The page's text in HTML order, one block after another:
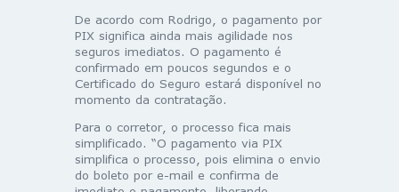
De acordo com Rodrigo, o pagamento por
PIX significa ainda mais agilidade nos
seguros imediatos. O pagamento é
confirmado em poucos segundos e o
Certificado do Seguro estará disponível no
momento da contratação.
Para o corretor, o processo fica mais
simplificado. “O pagamento via PIX
simplifica o processo, pois elimina o envio
do boleto por e-mail e confirma de